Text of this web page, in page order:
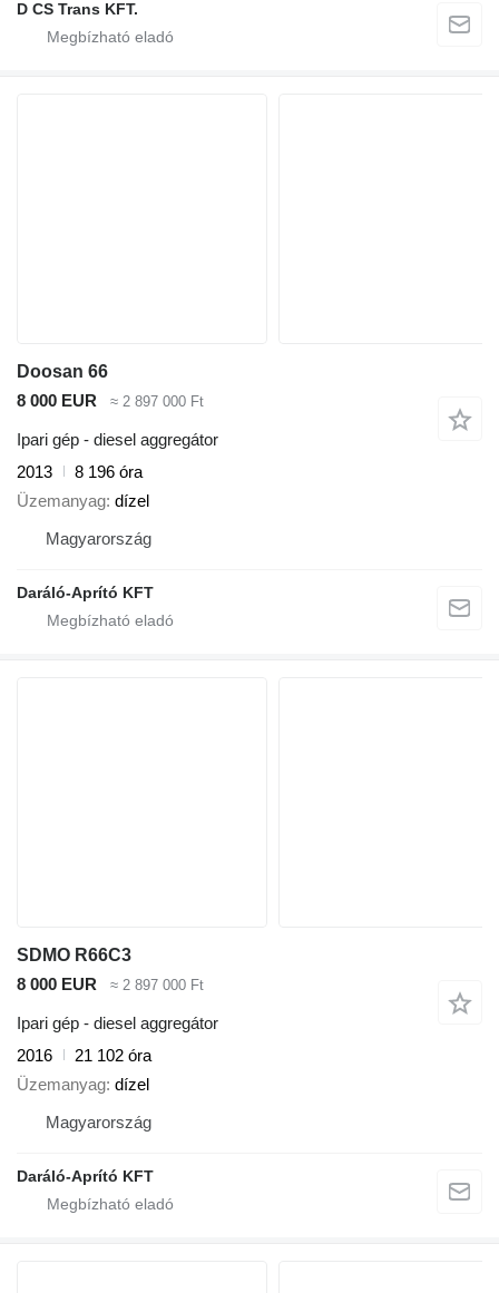
D CS Trans KFT.
Doosan 66
8 000 EUR
≈ 2 897 000 Ft
Ipari gép - diesel aggregátor
2013
8 196 óra
Üzemanyag dízel
Magyarország
Daráló-Aprító KFT
SDMO R66C3
8 000 EUR
≈ 2 897 000 Ft
Ipari gép - diesel aggregátor
2016
21 102 óra
Üzemanyag dízel
Magyarország
Daráló-Aprító KFT